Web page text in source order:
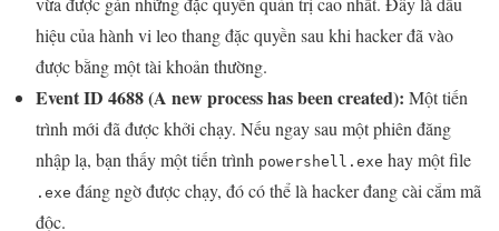
hiệu của hành vi leo thang đặc quyền sau khi hacker đã vào
được bằng một tài khoản thường.
Event ID 4688 (A new process has been created): Một tiến
trình mới đã được khởi chạy. Nếu ngay sau một phiên đăng
nhập lạ, bạn thấy một tiến trình powershell.exe hay một file
.exe đáng ngờ được chạy, đó có thể là hacker đang cài cắm mã
độc.